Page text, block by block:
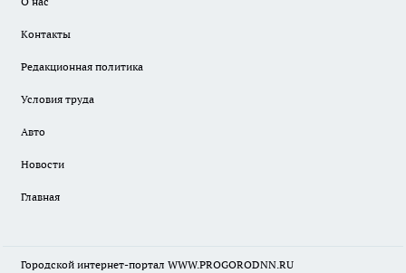
Контакты
Редакционная политика
Условия труда
Авто
Новости
Главная
Городской интернет-портал WWW.PROGORODNN.RU